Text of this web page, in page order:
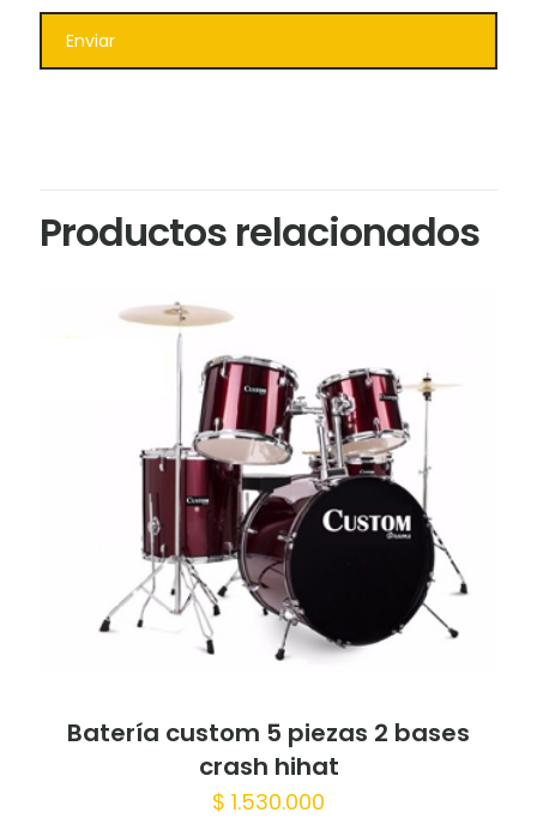
Productos relacionados
Batería custom 5 piezas 2 bases
crash hihat
$ 1.530.000